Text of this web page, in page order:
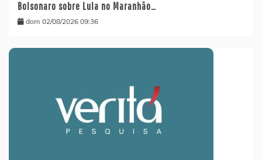
Bolsonaro sobre Lula no Maranhão…
dom 02/08/2026 09:36